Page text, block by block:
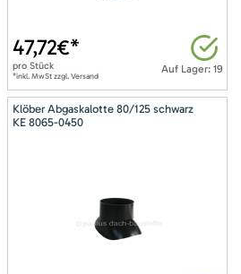
Auf Lager: 19
47,72€*
pro Stück
*inkl. MwSt zzgl. Versand
Klöber Abgaskalotte 80/125 schwarz
KE 8065-0450